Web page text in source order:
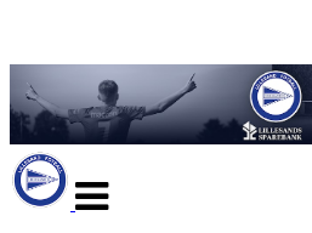
navigasjon